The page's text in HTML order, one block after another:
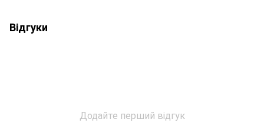
Відгуки
Додайте перший відгук